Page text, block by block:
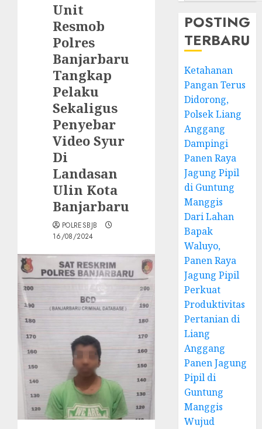
Unit
Resmob
Polres
Banjarbaru
Tangkap
Pelaku
Sekaligus
Penyebar
Video Syur
Di
Landasan
Ulin Kota
Banjarbaru
POLRESBJB
16/08/2024
POSTING
TERBARU
Ketahanan
Pangan Terus
Didorong,
Polsek Liang
Anggang
Dampingi
Panen Raya
Jagung Pipil
di Guntung
Manggis
Dari Lahan
Bapak
Waluyo,
Panen Raya
Jagung Pipil
Perkuat
Produktivitas
Pertanian di
Liang
Anggang
Panen Jagung
Pipil di
Guntung
Manggis
Wujud